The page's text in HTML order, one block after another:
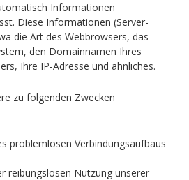
Informationen
Diese Informationen (Server-
die Art des Webbrowsers, das
den Domainnamen Ihres
Ihre IP-Adresse und ähnliches.
zu folgenden Zwecken
problemlosen Verbindungsaufbaus
reibungslosen Nutzung unserer